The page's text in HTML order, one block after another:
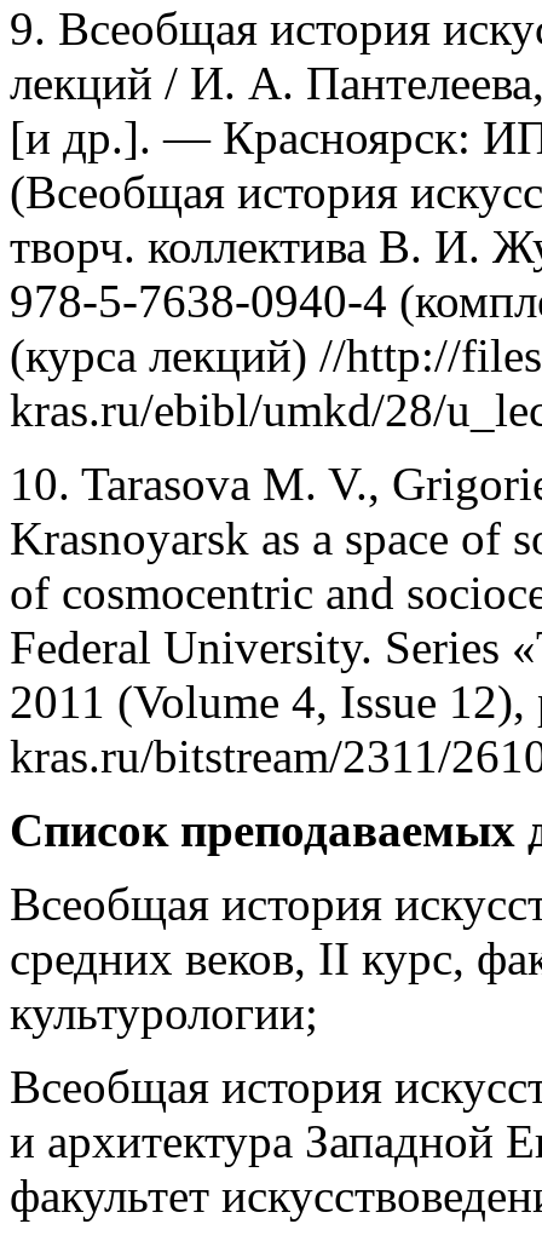
9. Всеобщая история
лекций / И. А.
[и др.]. — Красноярск:
(Всеобщая история
творч. коллектива В. И.
978-5-7638-0940-4
(курса лекций) //http://
kras.ru/ebibl/umkd/28/
10. Tarasova M. V.,
Krasnoyarsk as a space of
of cosmocentric and
Federal University. Series
2011 (Volume 4, Issue
kras.ru/bitstream/2311/
Список преподаваемых
Всеобщая история
средних веков, II курс,
культурологии;
Всеобщая история
и архитектура Западной
факультет